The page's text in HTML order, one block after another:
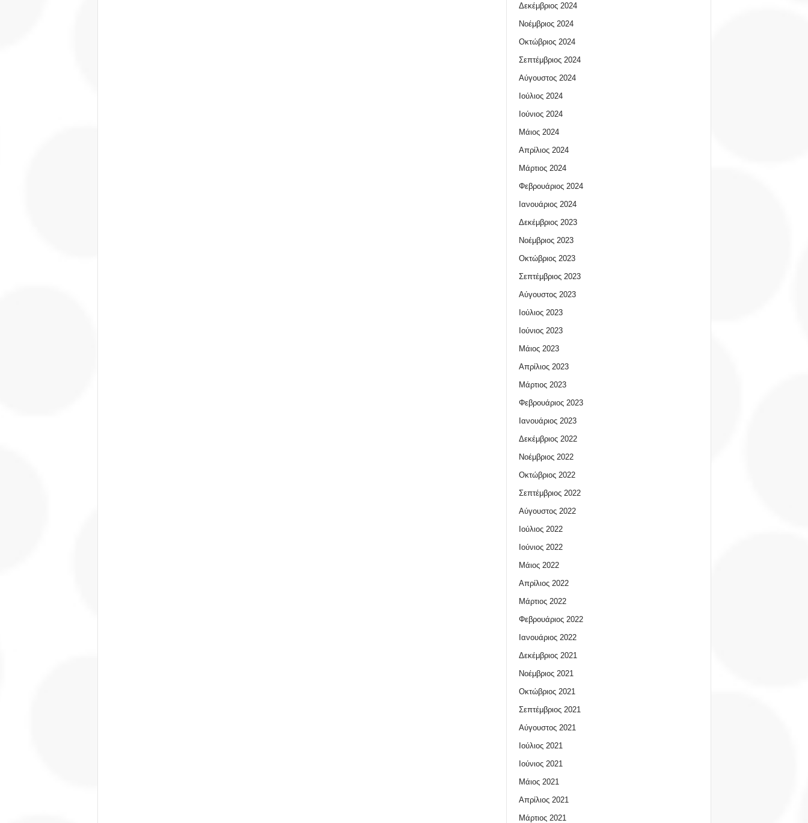
Δεκέμβριος 2024
Νοέμβριος 2024
Οκτώβριος 2024
Σεπτέμβριος 2024
Αύγουστος 2024
Ιούλιος 2024
Ιούνιος 2024
Μάιος 2024
Απρίλιος 2024
Μάρτιος 2024
Φεβρουάριος 2024
Ιανουάριος 2024
Δεκέμβριος 2023
Νοέμβριος 2023
Οκτώβριος 2023
Σεπτέμβριος 2023
Αύγουστος 2023
Ιούλιος 2023
Ιούνιος 2023
Μάιος 2023
Απρίλιος 2023
Μάρτιος 2023
Φεβρουάριος 2023
Ιανουάριος 2023
Δεκέμβριος 2022
Νοέμβριος 2022
Οκτώβριος 2022
Σεπτέμβριος 2022
Αύγουστος 2022
Ιούλιος 2022
Ιούνιος 2022
Μάιος 2022
Απρίλιος 2022
Μάρτιος 2022
Φεβρουάριος 2022
Ιανουάριος 2022
Δεκέμβριος 2021
Νοέμβριος 2021
Οκτώβριος 2021
Σεπτέμβριος 2021
Αύγουστος 2021
Ιούλιος 2021
Ιούνιος 2021
Μάιος 2021
Απρίλιος 2021
Μάρτιος 2021